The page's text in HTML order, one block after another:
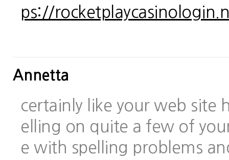
ps://
Annetta
certainly like your web site
elling on quite a few of
e with spelling problems